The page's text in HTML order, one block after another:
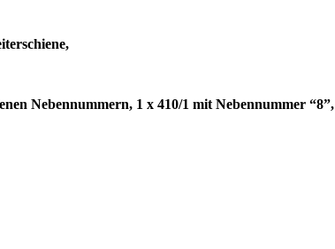
Nebennummern, 1 x 410/1 mit Nebennummer “8”,